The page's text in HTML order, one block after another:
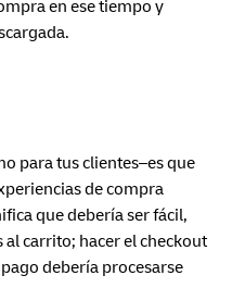
en ese tiempo y
para tus clientes–es que
de compra
que debería ser fácil,
carrito; hacer el checkout
debería procesarse